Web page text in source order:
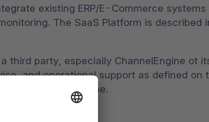
existing ERP/E-Commerce systems
The SaaS Platform is described
third party, especially ChannelEngine ot
and operational support as defined on
or ChannelEnigne.